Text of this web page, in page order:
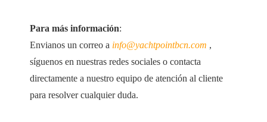
Para más información:
Envianos un correo a info@yachtpointbcn.com ,
síguenos en nuestras redes sociales o contacta
directamente a nuestro equipo de atención al cliente
para resolver cualquier duda.